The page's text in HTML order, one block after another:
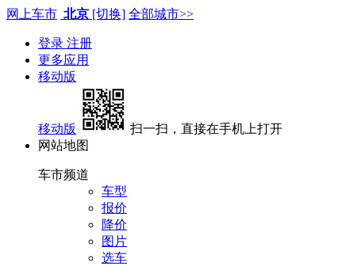
网上车市 北京 [切换] 全部城市>>
登录 注册
更多应用
移动版
移动版
扫一扫，直接在手机上打开
网站地图
车市频道
车型
报价
降价
图片
选车